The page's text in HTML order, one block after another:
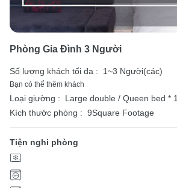
Phòng Gia Đình 3 Người
Số lượng khách tối đa : 1~3 Người(các)
Bạn có thể thêm khách
Loại giường : Large double / Queen bed * 1
Kích thước phòng : 9Square Footage
Tiện nghi phòng